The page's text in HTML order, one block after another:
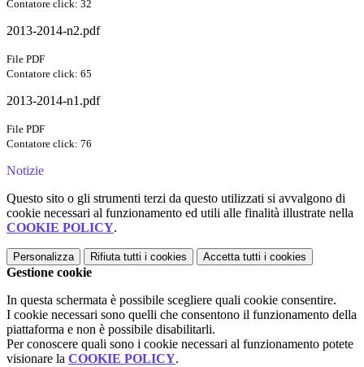
Contatore click: 32
2013-2014-n2.pdf
File PDF
Contatore click: 65
2013-2014-n1.pdf
File PDF
Contatore click: 76
Notizie
Questo sito o gli strumenti terzi da questo utilizzati si avvalgono di
cookie necessari al funzionamento ed utili alle finalità illustrate nella
COOKIE POLICY.
Personalizza Rifiuta tutti i cookies Accetta tutti i cookies
Gestione cookie
In questa schermata è possibile scegliere quali cookie consentire.
I cookie necessari sono quelli che consentono il funzionamento della
piattaforma e non è possibile disabilitarli.
Per conoscere quali sono i cookie necessari al funzionamento potete
visionare la COOKIE POLICY.